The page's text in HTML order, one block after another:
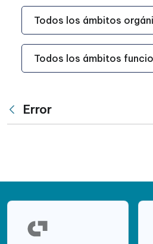
Ámbito Funcional
Ámbito Funcional
Atrás
Error